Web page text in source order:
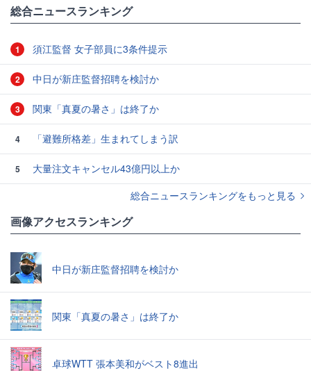
総合ニュースランキング
1 須江監督 女子部員に3条件提示
2 中日が新庄監督招聘を検討か
3 関東「真夏の暑さ」は終了か
4 「避難所格差」生まれてしまう訳
5
大量注文キャンセル43億円以上か
総合ニュースランキングをもっと見る
画像アクセスランキング
中日が新庄監督招聘を検討か
関東「真夏の暑さ」は終了か
卓球WTT 張本美和がベスト8進出